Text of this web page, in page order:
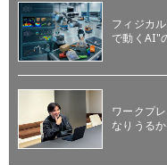
フィジカ
で動くAI"
ワークプ
なりうる